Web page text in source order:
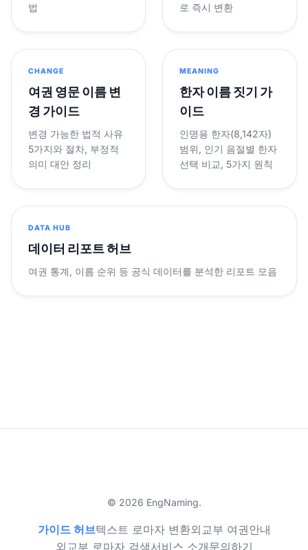
법
로 즉시 변환
CHANGE
여권 영문 이름 변
경 가이드
변경 가능한 법적 사유
5가지와 절차, 부정적
의미 대안 정리
MEANING
한자 이름 짓기 가
이드
인명용 한자(8,142자)
범위, 인기 음절별 한자
선택 비교, 5가지 원칙
DATA HUB
데이터 리포트 허브
여권 통계, 이름 순위 등 공식 데이터를 분석한 리포트 모음
© 2026 EngNaming.
가이드 허브텍스트 로마자 변환외교부 여권안내
외교부 로마자 검색서비스 소개문의하기